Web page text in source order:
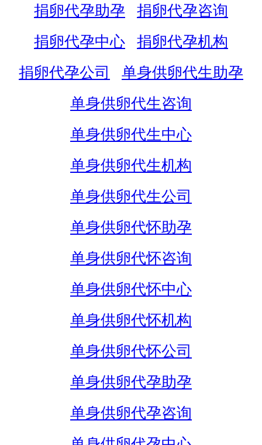
捐卵代孕助孕
捐卵代孕咨询
捐卵代孕中心
捐卵代孕机构
捐卵代孕公司
单身供卵代生助孕
单身供卵代生咨询
单身供卵代生中心
单身供卵代生机构
单身供卵代生公司
单身供卵代怀助孕
单身供卵代怀咨询
单身供卵代怀中心
单身供卵代怀机构
单身供卵代怀公司
单身供卵代孕助孕
单身供卵代孕咨询